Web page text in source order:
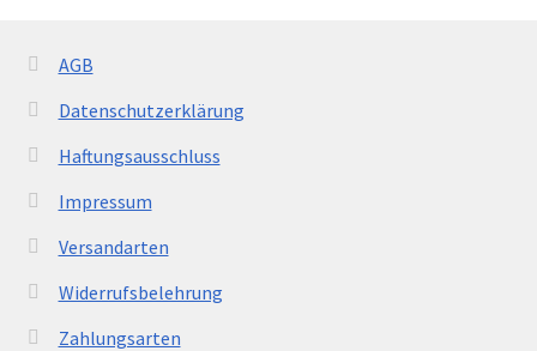
AGB
Datenschutzerklärung
Haftungsausschluss
Impressum
Versandarten
Widerrufsbelehrung
Zahlungsarten